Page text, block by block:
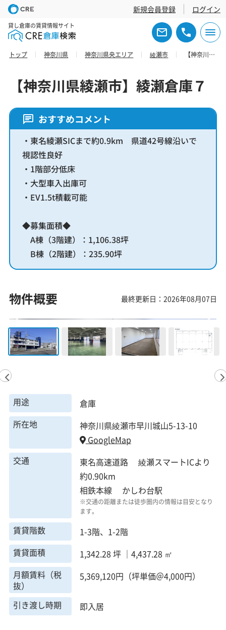
新規会員登録 ログイン
貸し倉庫の賃貸情報サイト
トップ 神奈川県 神奈川県央エリア 綾瀬市 【神奈川県綾瀬市】綾瀬倉庫７
【神奈川県綾瀬市】綾瀬倉庫７
おすすめコメント
・東名綾瀬SICまで約0.9km 県道42号線沿いで
視認性良好
・1階部分低床
・大型車入出庫可
・EV1.5t積載可能
◆募集面積◆
A棟（3階建）：1,106.38坪
B棟（2階建）：235.90坪
物件概要 最終更新日：2026年08月07日
用途
倉庫
所在地
神奈川県綾瀬市早川城山5-13-10
GoogleMap
交通
東名高速道路 綾瀬スマートICより
約0.90km
相鉄本線 かしわ台駅
※交通の距離または徒歩圏内の情報は目安となり
ます。
賃貸階数
1-3階、1-2階
賃貸面積
1,342.28 坪 ｜4,437.28 ㎡
月額賃料（税
抜）
5,369,120円（坪単価＠4,000円）
引き渡し時期 即入居